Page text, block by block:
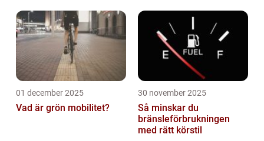
01 december 2025
Vad är grön mobilitet?
30 november 2025
Så minskar du
bränsleförbrukningen
med rätt körstil